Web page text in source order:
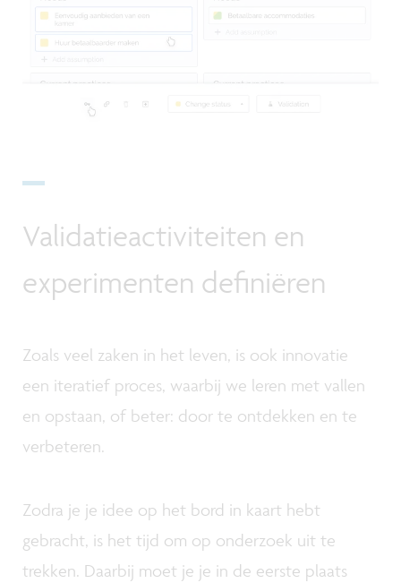
Validatieactiviteiten en
experimenten definiëren
Zoals veel zaken in het leven, is ook innovatie
een iteratief proces, waarbij we leren met vallen
en opstaan, of beter: door te ontdekken en te
verbeteren.
Zodra je je idee op het bord in kaart hebt
gebracht, is het tijd om op onderzoek uit te
trekken. Daarbij moet je je in de eerste plaats